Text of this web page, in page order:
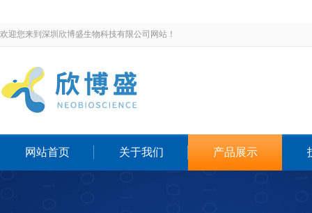
欢迎您来到深圳欣博盛生物科技有限公司网站！
网站首页 关于我们 产品展示